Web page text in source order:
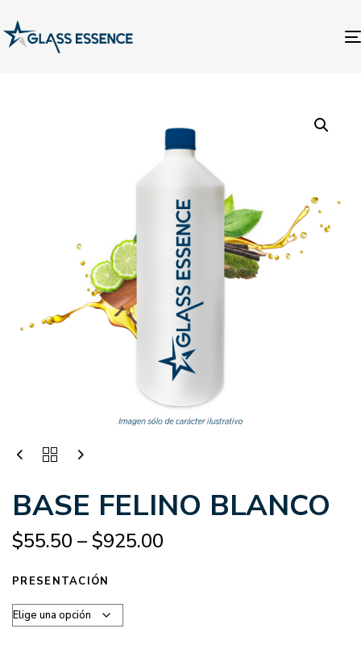
BASE FELINO BLANCO
$55.50 –$925.00
PRESENTACIÓN